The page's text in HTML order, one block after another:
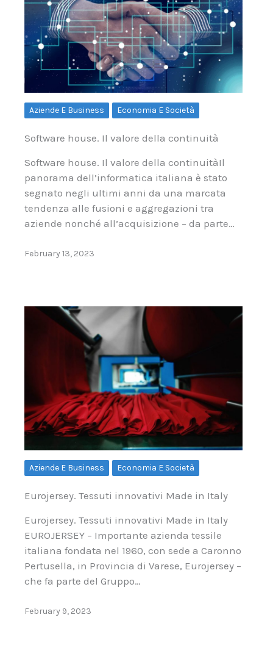
Aziende E Business Economia E Società
Software house. Il valore della continuità
Software house. Il valore della continuitàIl
panorama dell’informatica italiana è stato
segnato negli ultimi anni da una marcata
tendenza alle fusioni e aggregazioni tra
aziende nonché all’acquisizione – da parte…
February 13, 2023
Aziende E Business Economia E Società
Eurojersey. Tessuti innovativi Made in Italy
Eurojersey. Tessuti innovativi Made in Italy
EUROJERSEY – Importante azienda tessile
italiana fondata nel 1960, con sede a Caronno
Pertusella, in Provincia di Varese, Eurojersey –
che fa parte del Gruppo…
February 9, 2023